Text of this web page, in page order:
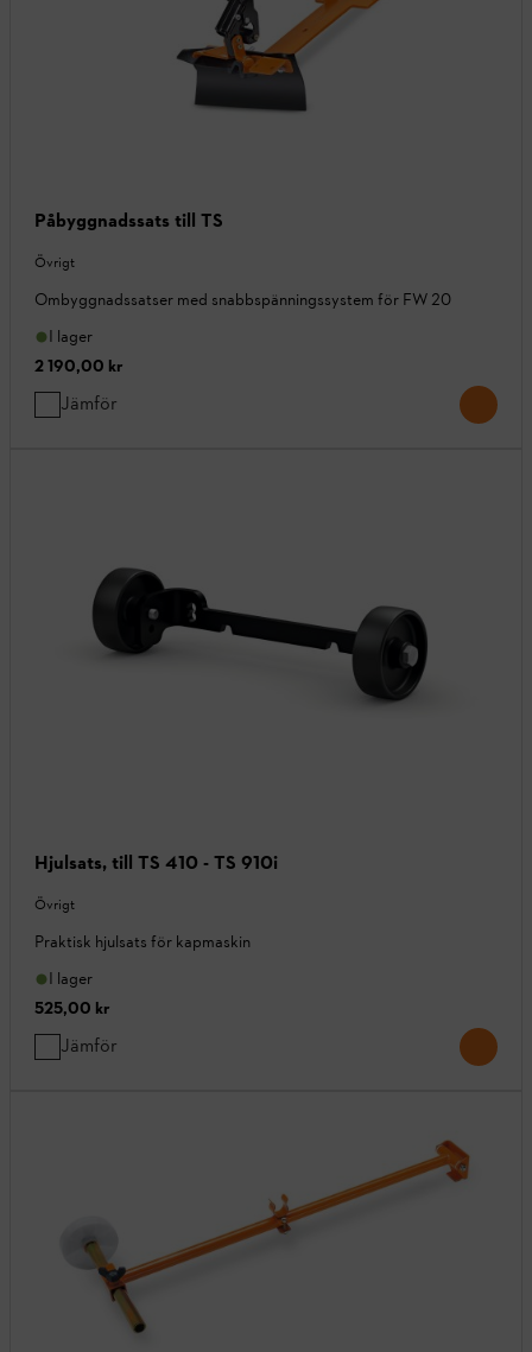
Påbyggnadssats till TS
Övrigt
Ombyggnadssatser med snabbspänningssystem för FW 20
I lager
2 190,00 kr
Jämför
Hjulsats, till TS 410 - TS 910i
Övrigt
Praktisk hjulsats för kapmaskin
I lager
525,00 kr
Jämför